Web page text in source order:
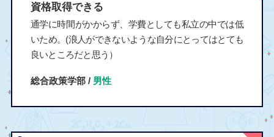
資格取得できる
通学に時間がかからず、学費としても私立の中では低
いため。(浪人ができないような自分にとってはとても
良いところだと思う）
総合政策学部 / 男性